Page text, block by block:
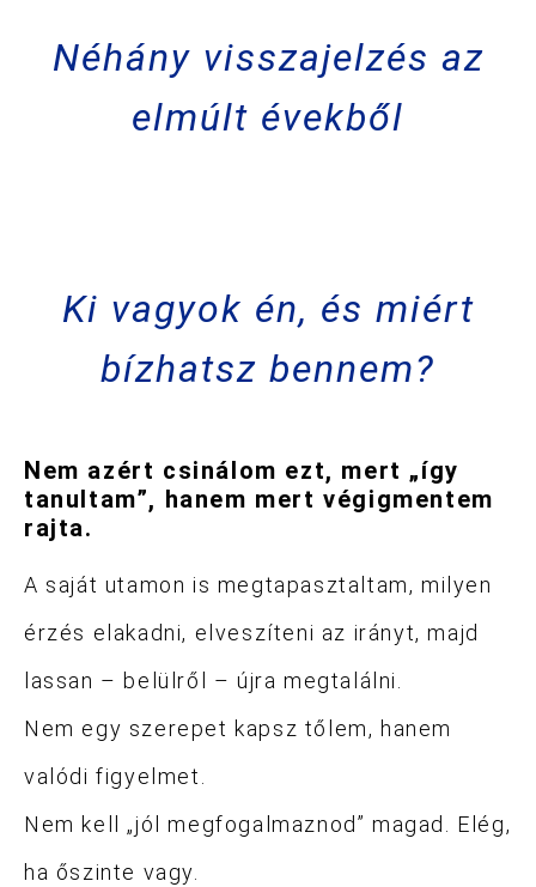
Néhány visszajelzés az
elmúlt évekből
Ki vagyok én, és miért
bízhatsz bennem?
Nem azért csinálom ezt, mert „így
tanultam”, hanem mert végigmentem
rajta.
A saját utamon is megtapasztaltam, milyen
érzés elakadni, elveszíteni az irányt, majd
lassan – belülről – újra megtalálni.
Nem egy szerepet kapsz tőlem, hanem
valódi figyelmet.
Nem kell „jól megfogalmaznod” magad. Elég,
ha őszinte vagy.